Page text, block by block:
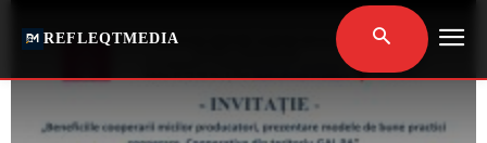
REFLEQTMEDIA